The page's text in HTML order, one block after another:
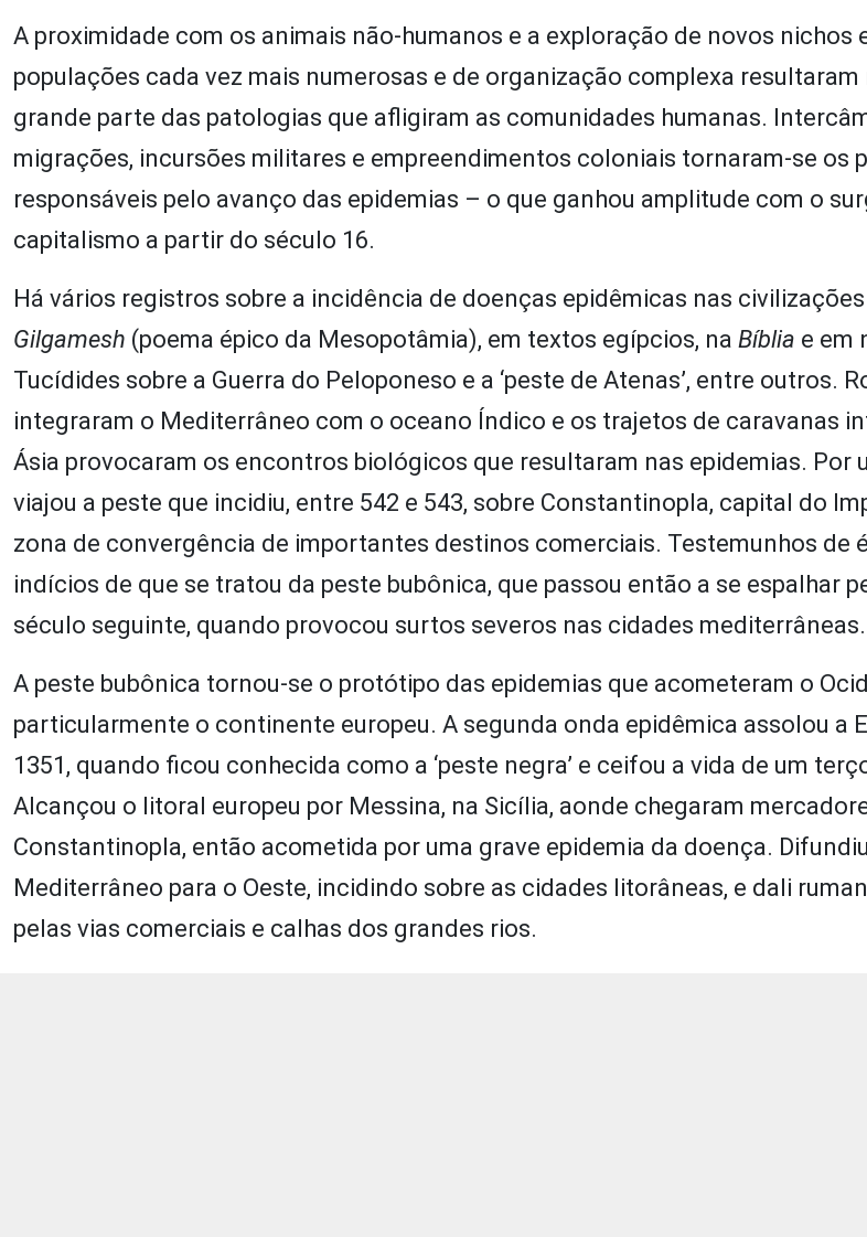
A proximidade com os animais não-humanos e a exploração de novos nichos
populações cada vez mais numerosas e de organização complexa
grande parte das patologias que afligiram as comunidades humanas.
migrações, incursões militares e empreendimentos coloniais tornaram-se os
responsáveis pelo avanço das epidemias – o que ganhou amplitude com o
capitalismo a partir do século 16.
Há vários registros sobre a incidência de doenças epidêmicas nas
Gilgamesh (poema épico da Mesopotâmia), em textos egípcios, na Bíblia e em
Tucídides sobre a Guerra do Peloponeso e a ‘peste de Atenas’, entre outros.
integraram o Mediterrâneo com o oceano Índico e os trajetos de caravanas
Ásia provocaram os encontros biológicos que resultaram nas epidemias. Por
viajou a peste que incidiu, entre 542 e 543, sobre Constantinopla, capital do
zona de convergência de importantes destinos comerciais. Testemunhos de
indícios de que se tratou da peste bubônica, que passou então a se espalhar
século seguinte, quando provocou surtos severos nas cidades mediterrâneas.
A peste bubônica tornou-se o protótipo das epidemias que acometeram o
particularmente o continente europeu. A segunda onda epidêmica assolou a
1351, quando ficou conhecida como a ‘peste negra’ e ceifou a vida de um
Alcançou o litoral europeu por Messina, na Sicília, aonde chegaram
Constantinopla, então acometida por uma grave epidemia da doença.
Mediterrâneo para o Oeste, incidindo sobre as cidades litorâneas, e dali
pelas vias comerciais e calhas dos grandes rios.